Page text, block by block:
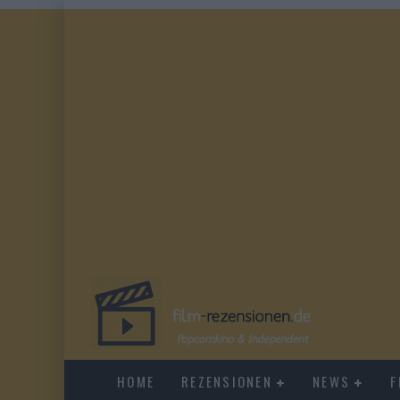
HOME REZENSIONEN NEWS